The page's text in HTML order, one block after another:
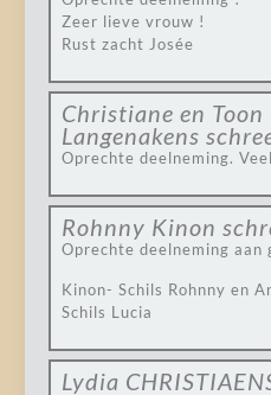
Zeer lieve vrouw !
Rust zacht Josée
Christiane en
Langenakens
Oprechte deelneming.
Rohnny Kinon
Oprechte deelneming aan
Kinon- Schils Rohnny en
Schils Lucia
Lydia